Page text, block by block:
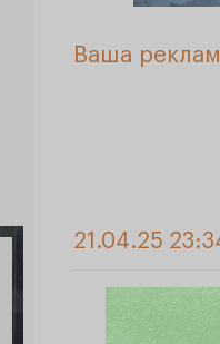
Ваша
21.04.25